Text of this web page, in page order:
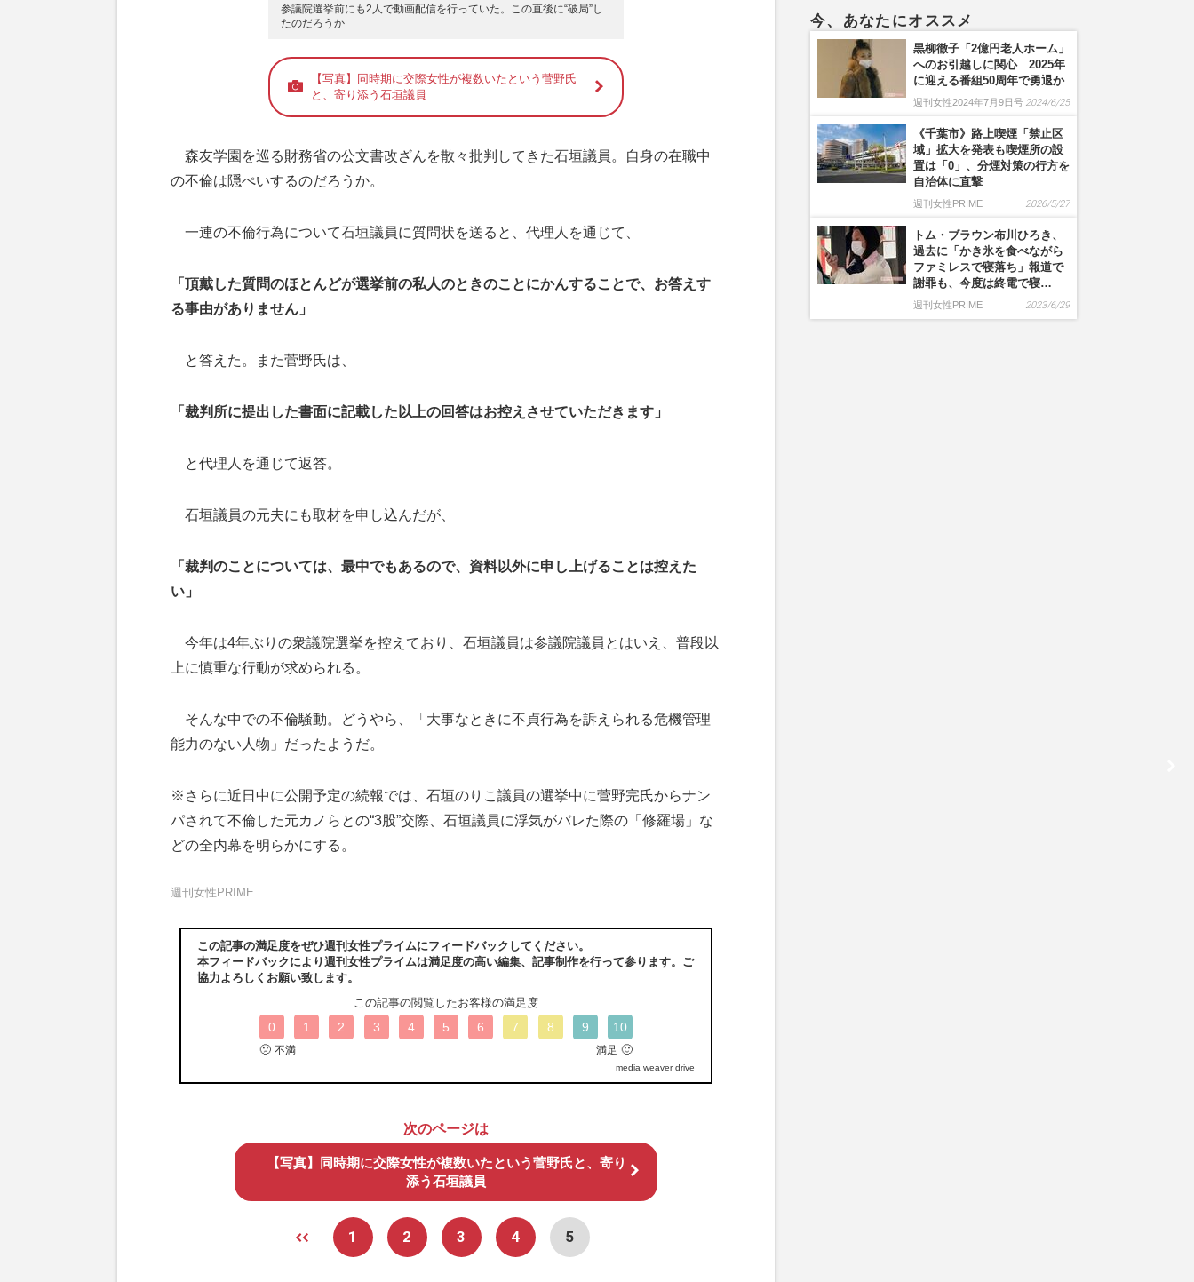
参議院選挙前にも2人で動画配信を行っていた。この直後に“破局”し
たのだろうか
【写真】同時期に交際女性が複数いたという菅野氏
と、寄り添う石垣議員
森友学園を巡る財務省の公文書改ざんを散々批判してきた石垣議員。自身の在職中
の不倫は隠ぺいするのだろうか。
一連の不倫行為について石垣議員に質問状を送ると、代理人を通じて、
「頂戴した質問のほとんどが選挙前の私人のときのことにかんすることで、お答えす
る事由がありません」
と答えた。また菅野氏は、
「裁判所に提出した書面に記載した以上の回答はお控えさせていただきます」
と代理人を通じて返答。
石垣議員の元夫にも取材を申し込んだが、
「裁判のことについては、最中でもあるので、資料以外に申し上げることは控えた
い」
今年は4年ぶりの衆議院選挙を控えており、石垣議員は参議院議員とはいえ、普段以
上に慎重な行動が求められる。
そんな中での不倫騒動。どうやら、「大事なときに不貞行為を訴えられる危機管理
能力のない人物」だったようだ。
※さらに近日中に公開予定の続報では、石垣のりこ議員の選挙中に菅野完氏からナン
パされて不倫した元カノらとの“3股”交際、石垣議員に浮気がバレた際の「修羅場」な
どの全内幕を明らかにする。
週刊女性PRIME
この記事の満足度をぜひ週刊女性プライムにフィードバックしてください。
本フィードバックにより週刊女性プライムは満足度の高い編集、記事制作を行って参ります。ご
協力よろしくお願い致します。
この記事の閲覧したお客様の満足度
0 1 2 3 4 5 6 7 8 9 10
🙁 不満 満足 🙂
media weaver drive
次のページは
【写真】同時期に交際女性が複数いたという菅野氏と、寄り
添う石垣議員
1 2 3 4 5
今、あなたにオススメ
黒柳徹子「2億円老人ホーム」
へのお引越しに関心 2025年
に迎える番組50周年で勇退か
週刊女性2024年7月9日号 2024/6/25
《千葉市》路上喫煙「禁止区
域」拡大を発表も喫煙所の設
置は「0」、分煙対策の行方を
自治体に直撃
週刊女性PRIME 2026/5/27
トム・ブラウン布川ひろき、
過去に「かき氷を食べながら
ファミレスで寝落ち」報道で
謝罪も、今度は終電で寝…
週刊女性PRIME 2023/6/29